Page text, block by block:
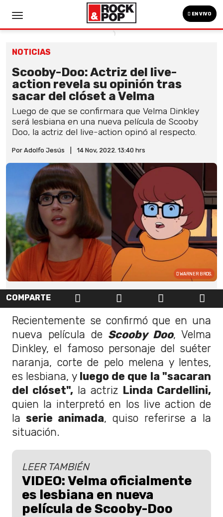
EN VIVO
NOTICIAS
Scooby-Doo: Actriz del live-
action revela su opinión tras
sacar del clóset a Velma
Luego de que se confirmara que Velma Dinkley
será lesbiana en una nueva película de Scooby
Doo, la actriz del live-action opinó al respecto.
Por Adolfo Jesús 14 Nov, 2022. 13:40 hrs
WARNER BROS.
COMPARTE
Recientemente se confirmó que en una
nueva película de Scooby Doo, Velma
Dinkley, el famoso personaje del suéter
naranja, corte de pelo melena y lentes,
es lesbiana, yluego de que la "sacaran
del clóset", la actriz Linda Cardellini,
quien la interpretó en los live action de
la serie animada, quiso referirse a la
situación.
LEER TAMBIÉN
VIDEO: Velma oficialmente
es lesbiana en nueva
película de Scooby-Doo